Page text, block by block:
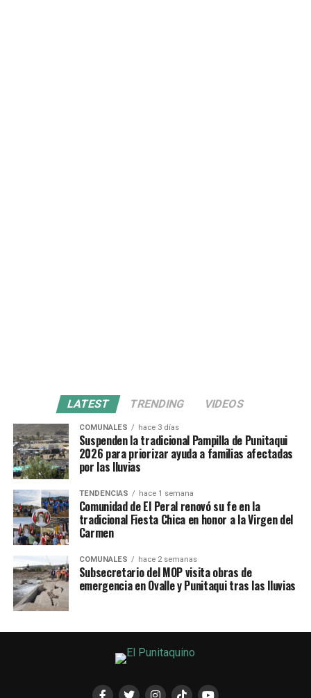
LATEST TRENDING VIDEOS
COMUNALES hace 3 días
Suspenden la tradicional Pampilla de Punitaqui
2026 para priorizar ayuda a familias afectadas
por las lluvias
TENDENCIAS hace 1 semana
Comunidad de El Peral renovó su fe en la
tradicional Fiesta Chica en honor a la Virgen del
Carmen
COMUNALES hace 2 semanas
Subsecretario del MOP visita obras de
emergencia en Ovalle y Punitaqui tras las lluvias